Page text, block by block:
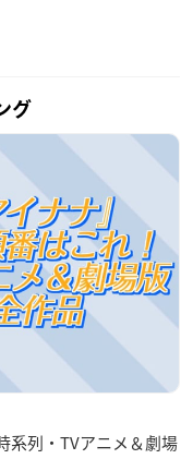
グ
系列・TVアニメ＆劇場